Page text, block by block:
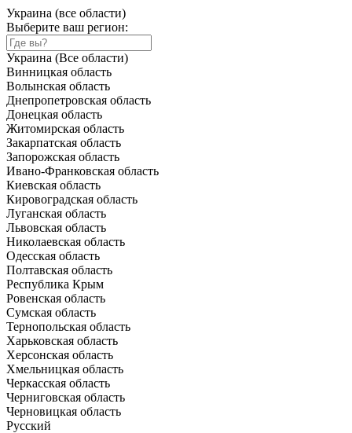
Украина (все области)
Выберите ваш регион:
Украина (Все области)
Винницкая область
Волынская область
Днепропетровская область
Донецкая область
Житомирская область
Закарпатская область
Запорожская область
Ивано-Франковская область
Киевская область
Кировоградская область
Луганская область
Львовская область
Николаевская область
Одесская область
Полтавская область
Республика Крым
Ровенская область
Сумская область
Тернопольская область
Харьковская область
Херсонская область
Хмельницкая область
Черкасская область
Черниговская область
Черновицкая область
Русский